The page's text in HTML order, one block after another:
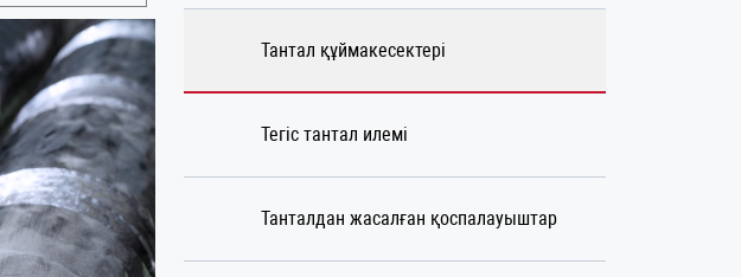
Тантал құймакесектері
Тегіс тантал илемі
Танталдан жасалған қоспалауыштар